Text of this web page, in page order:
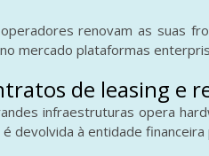
renovam as suas
mercado plataformas
de leasing e
infraestruturas opera
devolvida à entidade